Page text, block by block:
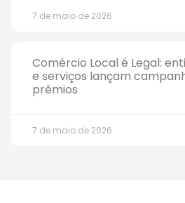
7 de maio de 2026
Comércio Local é Legal:
e serviços lançam
prêmios
7 de maio de 2026